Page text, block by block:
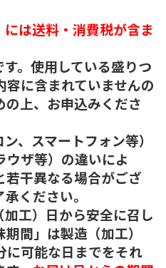
は送料・消費税が含ま
。使用している盛りつ
に含まれていませんの
上、お申込みくださ
、スマートフォン等）
ウザ等）の違いによ
若干異なる場合がござ
ください。
工）日から安全に召し
間」は製造（加工）
に可能な日までをそれ